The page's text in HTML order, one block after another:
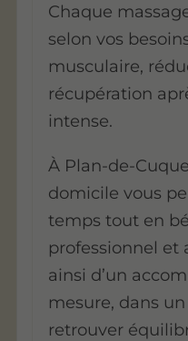
Chaque
selon vos
musculaire,
récupération
intense.
À Plan-de-
domicile vous
temps tout en
professionnel et
ainsi d’un
mesure, dans
retrouver